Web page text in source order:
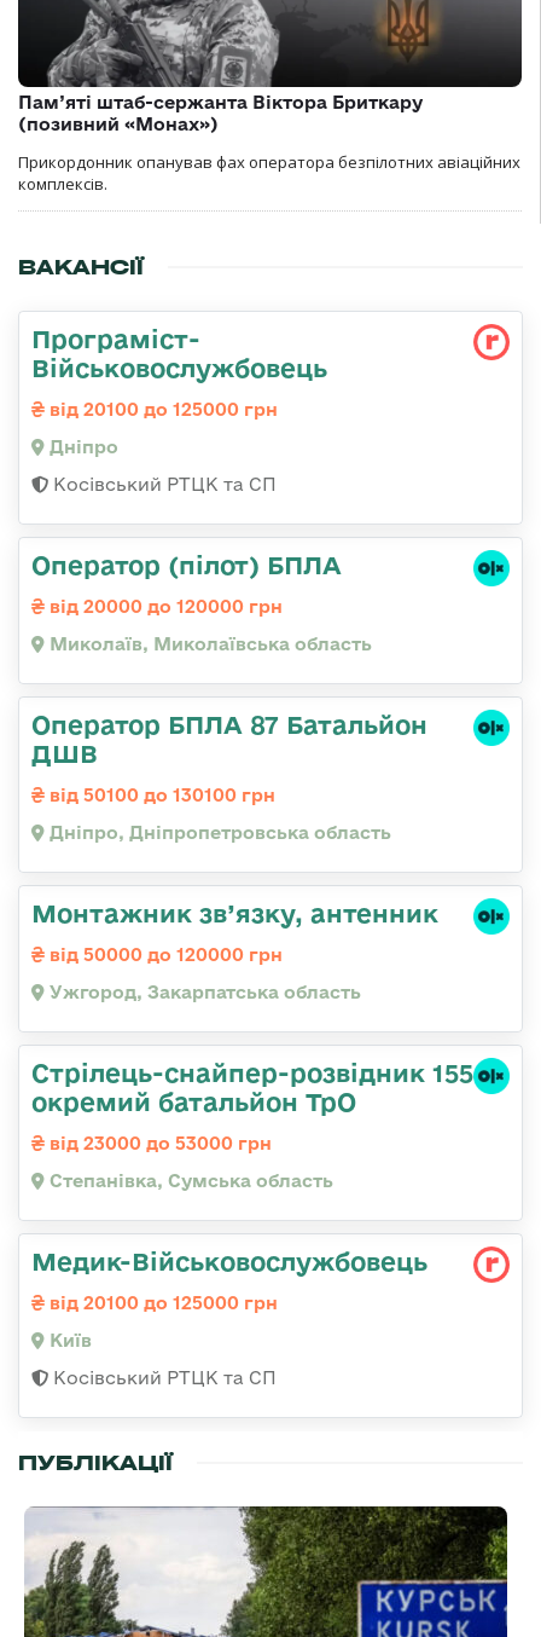
Пам’яті штаб-сержанта Віктора Бриткару
(позивний «Монах»)
Прикордонник опанував фах оператора безпілотних авіаційних
комплексів.
ВАКАНСІЇ
Програміст-
Військовослужбовець
від 20100 до 125000 грн
Дніпро
Косівський РТЦК та СП
Оператор (пілот) БПЛА
від 20000 до 120000 грн
Миколаїв, Миколаївська область
Оператор БПЛА 87 Батальйон
ДШВ
від 50100 до 130100 грн
Дніпро, Дніпропетровська область
Монтажник зв’язку, антенник
від 50000 до 120000 грн
Ужгород, Закарпатська область
Стрілець-снайпер-розвідник 155
окремий батальйон ТрО
від 23000 до 53000 грн
Степанівка, Сумська область
Медик-Військовослужбовець
від 20100 до 125000 грн
Київ
Косівський РТЦК та СП
ПУБЛІКАЦІЇ